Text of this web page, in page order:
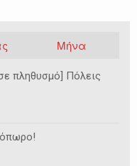
Μήνα
πληθυσμό] Πόλεις